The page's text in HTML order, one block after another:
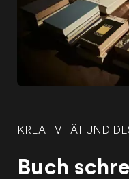
KREATIVITÄT UND
Buch